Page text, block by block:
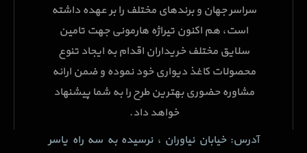
سراسر جهان و برندهای مختلف را بر عهده داشته
است، هم اکنون تیراژه هارمونی جهت تامین
سلایق مختلف خریداران اقدام به ایجاد تنوع
محصولات کاغذ دیواری خود نموده و ضمن ارائه
مشاوره حضوری بهترین طرح را به شما پیشنهاد
خواهد داد.
آدرس: خیابان نیاوران ، نرسیده به سه راه یاسر